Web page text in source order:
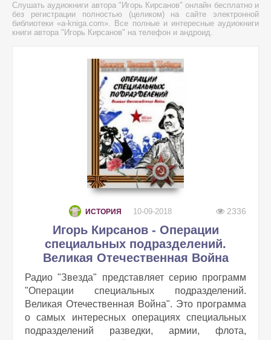
Слушать аудиокниги автора "Игорь Кирсанов" онлайн бесплатно и
без регистрации полностью (целиком) на сайте электронной
библиотеки «a-kniga.com». Все полные и интересные аудиокниги
книги автора "Игорь Кирсанов" на телефон и андроид.
ИСТОРИЯ 10-09-2018 2336
Игорь Кирсанов - Операции
специальных подразделений.
Великая Отечественная Война
Радио "Звезда" представляет серию программ
"Операции специальных подразделений.
Великая Отечественная Война". Это программа
о самых интересных операциях специальных
подразделений разведки, армии, флота,